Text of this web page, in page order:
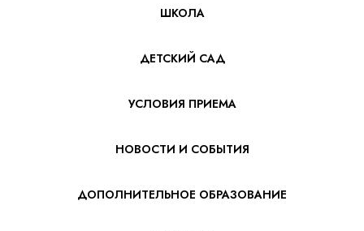
ШКОЛА
ДЕТСКИЙ САД
УСЛОВИЯ ПРИЕМА
НОВОСТИ И СОБЫТИЯ
ДОПОЛНИТЕЛЬНОЕ ОБРАЗОВАНИЕ